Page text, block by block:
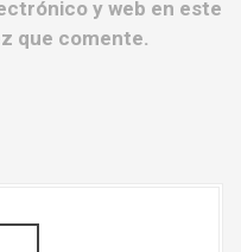
y web en este
que comente.